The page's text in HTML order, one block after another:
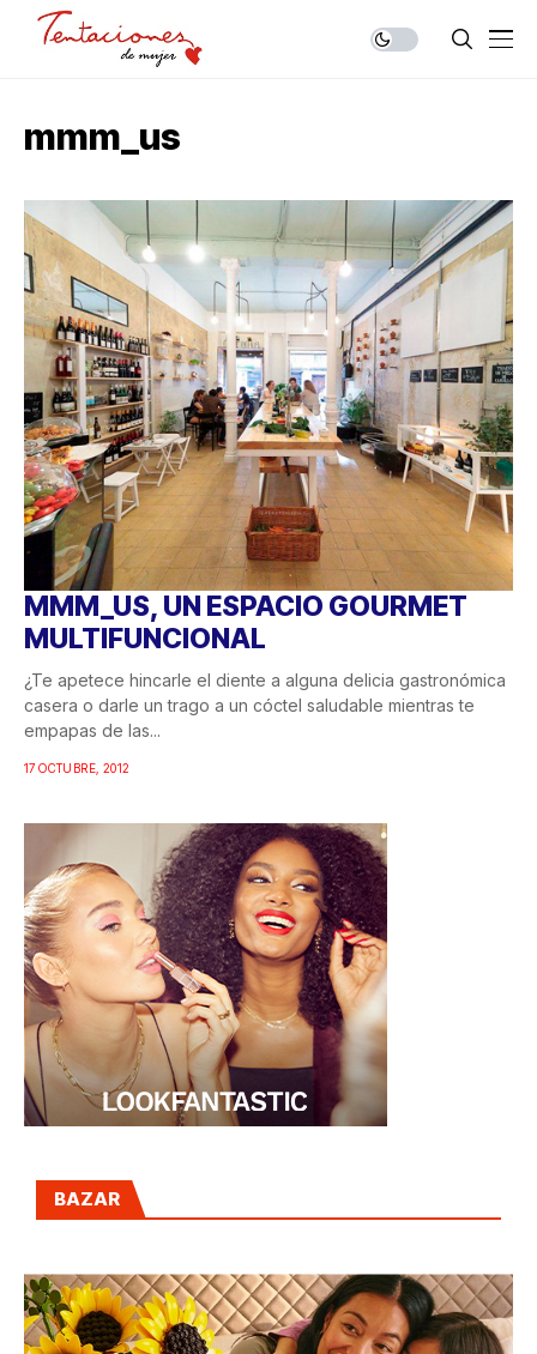
mmm_us
MMM_US, UN ESPACIO GOURMET
MULTIFUNCIONAL
¿Te apetece hincarle el diente a alguna delicia gastronómica
casera o darle un trago a un cóctel saludable mientras te
empapas de las...
17 OCTUBRE, 2012
BAZAR